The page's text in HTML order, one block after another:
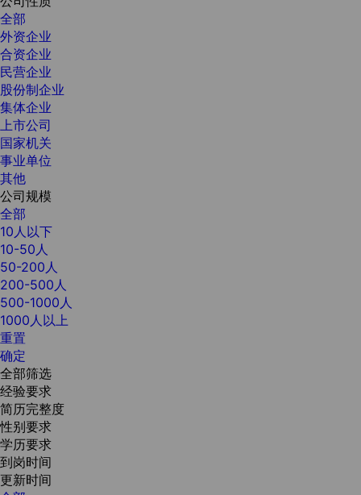
全部
外资企业
合资企业
民营企业
股份制企业
集体企业
上市公司
国家机关
事业单位
其他
公司规模
全部
10人以下
10-50人
50-200人
200-500人
500-1000人
1000人以上
重置
确定
全部筛选
经验要求
简历完整度
性别要求
学历要求
到岗时间
更新时间